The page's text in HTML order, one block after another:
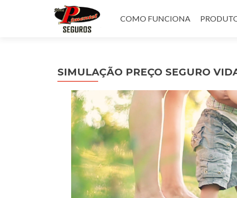
para
COMO FUNCIONA
SIMULAÇÃO PREÇO SEGURO